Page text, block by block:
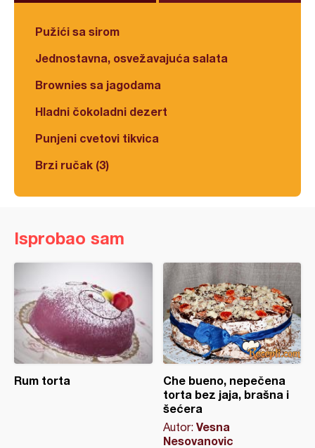
Pužići sa sirom
Jednostavna, osvežavajuća salata
Brownies sa jagodama
Hladni čokoladni dezert
Punjeni cvetovi tikvica
Brzi ručak (3)
Isprobao sam
Rum torta
Che bueno, nepečena
torta bez jaja, brašna i
šećera
Autor: Vesna
Nesovanovic